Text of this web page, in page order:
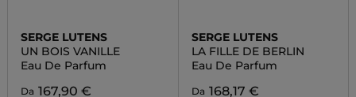
SERGE LUTENS
UN BOIS VANILLE
Eau De Parfum
Da 167,90 €
SERGE LUTENS
LA FILLE DE BERLIN
Eau De Parfum
Da 168,17 €